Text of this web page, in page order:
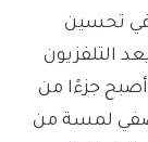
في تحسين
التلفزيون
أصبح جزءًا من
لمسة من